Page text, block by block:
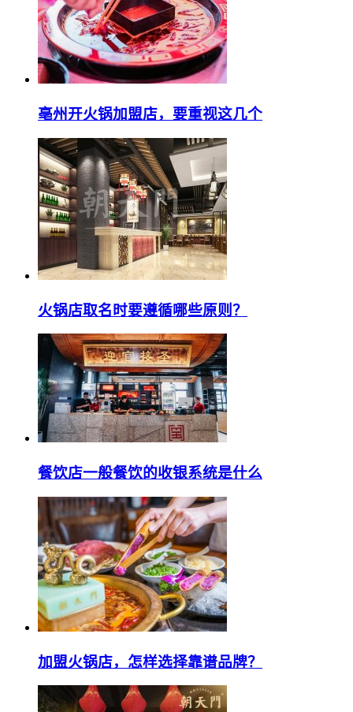
亳州开火锅加盟店，要重视这几个
火锅店取名时要遵循哪些原则？
餐饮店一般餐饮的收银系统是什么
加盟火锅店，怎样选择靠谱品牌？